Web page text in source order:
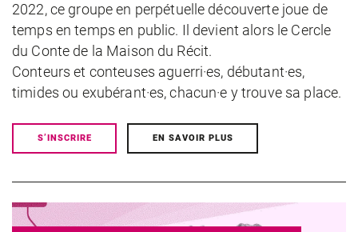
2022, ce groupe en perpétuelle découverte joue de
temps en temps en public. Il devient alors le Cercle
du Conte de la Maison du Récit.
Conteurs et conteuses aguerri·es, débutant·es,
timides ou exubérant·es, chacun·e y trouve sa place.
S’INSCRIRE EN SAVOIR PLUS